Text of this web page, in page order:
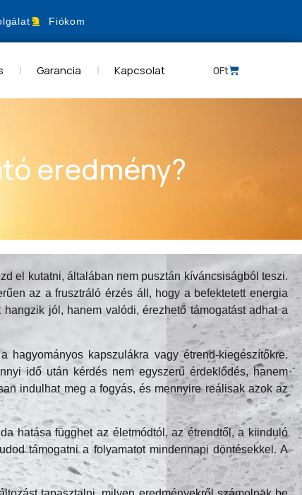
Fiókom
Garancia Kapcsolat 0Ft
eredmény?
el kutatni, általában nem pusztán kíváncsiságból teszi.
az a frusztráló érzés áll, hogy a befektetett energia
jól, hanem valódi, érezhető támogatást adhat a
kapszulákra vagy étrend-kiegészítőkre.
idő után kérdés nem egyszerű érdeklődés, hanem
indulhat meg a fogyás, és mennyire reálisak azok az
hatása függhet az életmódtól, az étrendtől, a kiinduló
támogatni a folyamatot mindennapi döntésekkel. A